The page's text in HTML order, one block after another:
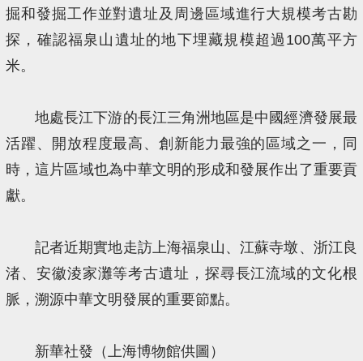
掘和發掘工作並對遺址及周邊區域進行大規模考古勘
探，確認福泉山遺址的地下埋藏規模超過100萬平方
米。
地處長江下游的長江三角洲地區是中國經濟發展最
活躍、開放程度最高、創新能力最強的區域之一，同
時，這片區域也為中華文明的形成和發展作出了重要貢
獻。
記者近期實地走訪上海福泉山、江蘇寺墩、浙江良
渚、安徽淩家灘等考古遺址，探尋長江流域的文化根
脈，溯源中華文明發展的重要節點。
新華社發（上海博物館供圖）